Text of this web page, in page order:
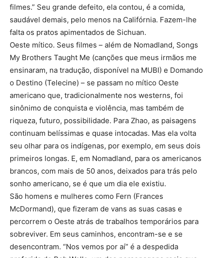
filmes.” Seu grande defeito, ela contou, é a comida,
saudável demais, pelo menos na Califórnia. Fazem-lhe
falta os pratos apimentados de Sichuan.
Oeste mítico. Seus filmes – além de Nomadland, Songs
My Brothers Taught Me (canções que meus irmãos me
ensinaram, na tradução, disponível na MUBI) e Domando
o Destino (Telecine) – se passam no mítico Oeste
americano que, tradicionalmente nos westerns, foi
sinônimo de conquista e violência, mas também de
riqueza, futuro, possibilidade. Para Zhao, as paisagens
continuam belíssimas e quase intocadas. Mas ela volta
seu olhar para os indígenas, por exemplo, em seus dois
primeiros longas. E, em Nomadland, para os americanos
brancos, com mais de 50 anos, deixados para trás pelo
sonho americano, se é que um dia ele existiu.
São homens e mulheres como Fern (Frances
McDormand), que fizeram de vans as suas casas e
percorrem o Oeste atrás de trabalhos temporários para
sobreviver. Em seus caminhos, encontram-se e se
desencontram. “Nos vemos por aí” é a despedida